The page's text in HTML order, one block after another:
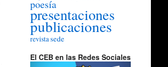
poesía
presentaciones
publicaciones
revistasede
El CEB en las Redes Sociales